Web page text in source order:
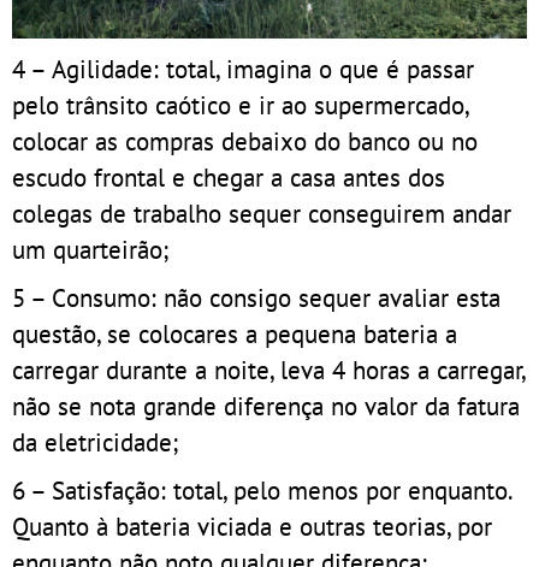
4 – Agilidade: total, imagina o que é passar
pelo trânsito caótico e ir ao supermercado,
colocar as compras debaixo do banco ou no
escudo frontal e chegar a casa antes dos
colegas de trabalho sequer conseguirem andar
um quarteirão;
5 – Consumo: não consigo sequer avaliar esta
questão, se colocares a pequena bateria a
carregar durante a noite, leva 4 horas a carregar,
não se nota grande diferença no valor da fatura
da eletricidade;
6 – Satisfação: total, pelo menos por enquanto.
Quanto à bateria viciada e outras teorias, por